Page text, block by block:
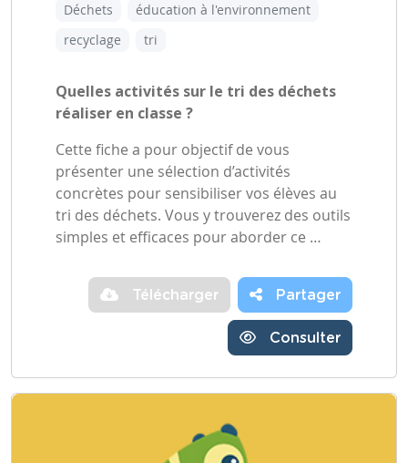
Déchets
éducation à l'environnement
recyclage
tri
Quelles activités sur le tri des déchets
réaliser en classe ?
Cette fiche a pour objectif de vous
présenter une sélection d’activités
concrètes pour sensibiliser vos élèves au
tri des déchets. Vous y trouverez des outils
simples et efficaces pour aborder ce …
Télécharger Partager
Consulter